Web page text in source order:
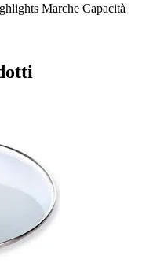
Marche Capacità